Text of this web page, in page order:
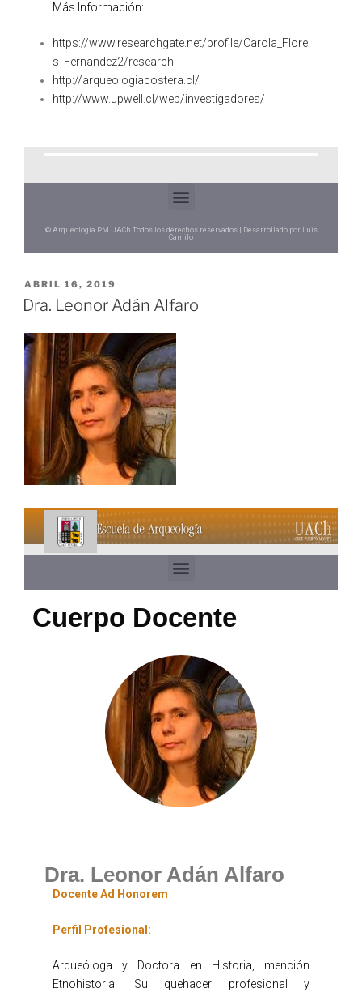
Más Información:
https://www.researchgate.net/profile/Carola_Flore
s_Fernandez2/research
http://arqueologiacostera.cl/
http://www.upwell.cl/web/investigadores/
© Arqueología PM UACh Todos los derechos reservados | Desarrollado por Luis
Camilo
ABRIL 16, 2019
Dra. Leonor Adán Alfaro
Cuerpo Docente
Dra. Leonor Adán Alfaro
Docente Ad Honorem
Perfil Profesional:
Arqueóloga y Doctora en Historia, mención
Etnohistoria. Su quehacer profesional y